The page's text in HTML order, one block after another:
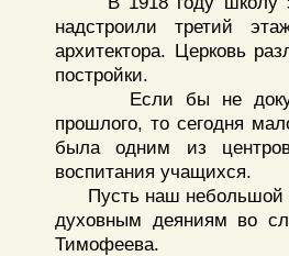
надстроили третий
архитектора. Церковь
постройки.
Если бы не
прошлого, то сегодня
была одним из
воспитания учащихся.
Пусть наш небольшой
духовным деяниям во
Тимофеева.